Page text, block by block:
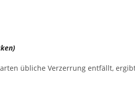
übliche Verzerrung entfällt,